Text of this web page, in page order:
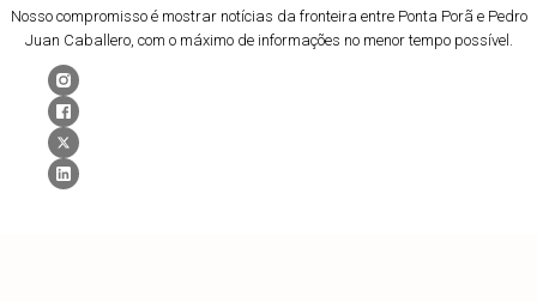
Nosso compromisso é mostrar notícias da fronteira entre Ponta Porã e Pedro
Juan Caballero, com o máximo de informações no menor tempo possível.